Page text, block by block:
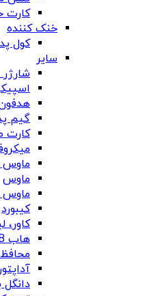
کارت
خنک کننده
کول پد
سایر
گیم
کارت
ماوس
ماوس
ماوس
کیبورد
کاور،
هاب USB
دانگل